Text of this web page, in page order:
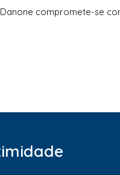
compromete-se